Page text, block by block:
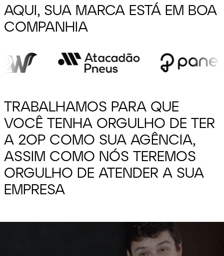
AQUI, SUA MARCA ESTÁ EM BOA
COMPANHIA
Depoimentos
TRABALHAMOS PARA QUE
VOCÊ TENHA ORGULHO DE TER
A 2OP COMO SUA AGÊNCIA,
ASSIM COMO NÓS TEREMOS
ORGULHO DE ATENDER A SUA
EMPRESA